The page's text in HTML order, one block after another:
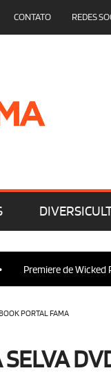
CONTATO REDES
Premiere de Wicked
PORTAL FAMA